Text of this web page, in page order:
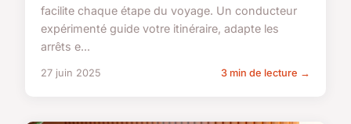
facilite chaque étape du voyage. Un conducteur
expérimenté guide votre itinéraire, adapte les
arrêts e...
27 juin 2025 3 min de lecture →